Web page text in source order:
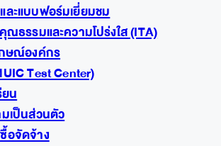
ะแบบฟอร์มเยี่ยมชม
ณธรรมและความโปร่งใส (ITA)
ษณ์องค์กร
Test Center)
ยน
เป็นส่วนตัว
อจัดจ้าง